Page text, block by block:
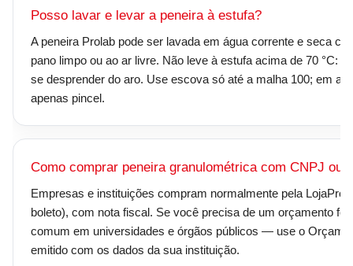
Posso lavar e levar a peneira à estufa?
A peneira Prolab pode ser lavada em água corrente e seca
pano limpo ou ao ar livre. Não leve à estufa acima de 70 °C: a
se desprender do aro. Use escova só até a malha 100; em
apenas pincel.
Como comprar peneira granulométrica com CNPJ ou
Empresas e instituições compram normalmente pela
boleto), com nota fiscal. Se você precisa de um orçamento
comum em universidades e órgãos públicos — use o
emitido com os dados da sua instituição.